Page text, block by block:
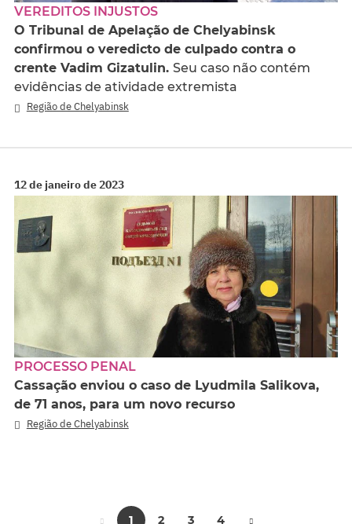
VEREDITOS INJUSTOS
O Tribunal de Apelação de Chelyabinsk
confirmou o veredicto de culpado contra o
crente Vadim Gizatulin. Seu caso não contém
evidências de atividade extremista
Região de Chelyabinsk
12 de janeiro de 2023
PROCESSO PENAL
Cassação enviou o caso de Lyudmila Salikova,
de 71 anos, para um novo recurso
Região de Chelyabinsk
1 2 3 4